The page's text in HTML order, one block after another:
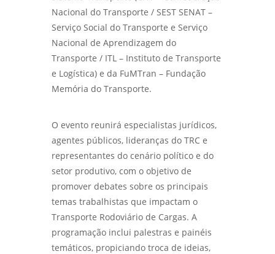
Nacional do Transporte / SEST SENAT –
Serviço Social do Transporte e Serviço
Nacional de Aprendizagem do
Transporte / ITL – Instituto de Transporte
e Logística) e da FuMTran – Fundação
Memória do Transporte.
O evento reunirá especialistas jurídicos,
agentes públicos, lideranças do TRC e
representantes do cenário político e do
setor produtivo, com o objetivo de
promover debates sobre os principais
temas trabalhistas que impactam o
Transporte Rodoviário de Cargas. A
programação inclui palestras e painéis
temáticos, propiciando troca de ideias,